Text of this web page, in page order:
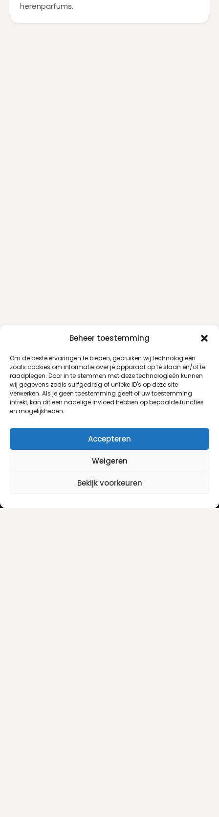
Beheer toestemming
Om de beste ervaringen te bieden, gebruiken wij technologieën
zoals cookies om informatie over je apparaat op te slaan en/of te
raadplegen. Door in te stemmen met deze technologieën kunnen
wij gegevens zoals surfgedrag of unieke ID's op deze site
verwerken. Als je geen toestemming geeft of uw toestemming
intrekt, kan dit een nadelige invloed hebben op bepaalde functies
en mogelijkheden.
Accepteren
Weigeren
Bekijk voorkeuren
herenparfums.